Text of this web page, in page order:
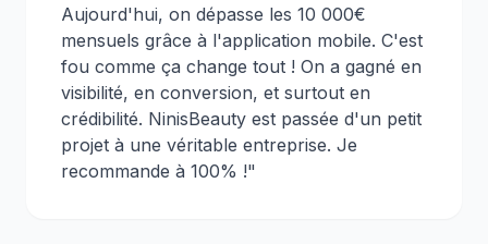
Aujourd'hui, on dépasse les 10 000€
mensuels grâce à l'application mobile. C'est
fou comme ça change tout ! On a gagné en
visibilité, en conversion, et surtout en
crédibilité. NinisBeauty est passée d'un petit
projet à une véritable entreprise. Je
recommande à 100% !"